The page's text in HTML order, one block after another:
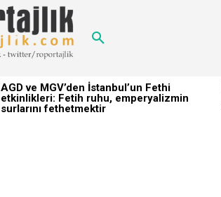
AGD ve MGV’den İstanbul’un Fethi
etkinlikleri: Fetih ruhu, emperyalizmin
surlarını fethetmektir